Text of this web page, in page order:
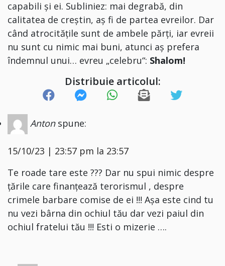
capabili și ei. Subliniez: mai degrabă, din
calitatea de creștin, aș fi de partea evreilor. Dar
când atrocitățile sunt de ambele părți, iar evreii
nu sunt cu nimic mai buni, atunci aș prefera
îndemnul unui… evreu „celebru“: Shalom!
Distribuie articolul:
Anton spune:
15/10/23 | 23:57 pm la 23:57
Te roade tare este ??? Dar nu spui nimic despre
țările care finanțează terorismul , despre
crimele barbare comise de ei !!! Așa este cind tu
nu vezi bârna din ochiul tău dar vezi paiul din
ochiul fratelui tău !!! Esti o mizerie ….